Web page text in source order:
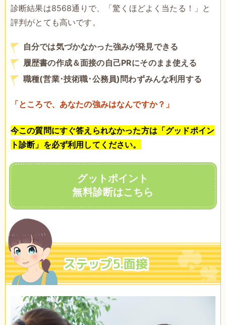
診断結果は8568通りで、「驚くほどよく当たる！」と
評判がとても高いです。
自分では気づかなかった強みが発見できる
履歴書の作成＆面接の自己PRにそのまま使える
職種(営業･技術職･公務員)問わずみんな利用する
「ところで、あなたの強みはなんですか？」
今この質問にすぐ答えられなかった方は「グッドポイン
ト診断」を必ず利用してください。
グットポイント
無料診断はこちら
ステップ5.面接